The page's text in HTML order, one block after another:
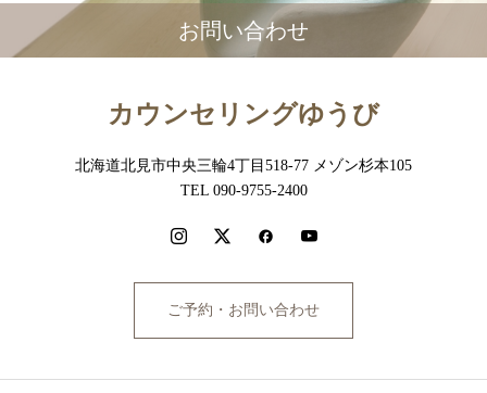
お問い合わせ
カウンセリングゆうび
北海道北見市中央三輪4丁目518-77 メゾン杉本105
TEL 090-9755-2400
ご予約・お問い合わせ